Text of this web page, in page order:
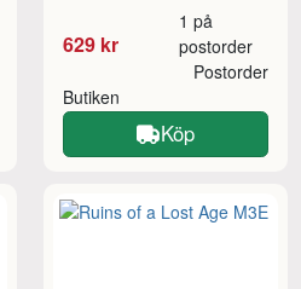
629 kr
1 på
postorder
Butiken
Postorder
Köp